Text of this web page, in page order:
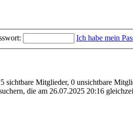
Ich habe mein
sichtbare Mitglieder, 0 unsichtbare
die am 26.07.2025 20:16